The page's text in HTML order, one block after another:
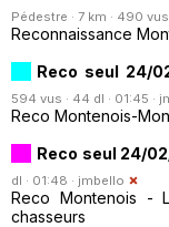
Pédestre · 7 km · 490 vus
Reconnaissance
Reco seul 24/
594 vus · 44 dl · 01:45 ·
Reco Montenois-
Reco seul 24/
dl · 01:48 · jmbello
Reco Montenois -
chasseurs